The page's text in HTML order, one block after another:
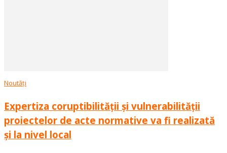
Noutăți
Expertiza coruptibilității și vulnerabilității
proiectelor de acte normative va fi realizată
și la nivel local